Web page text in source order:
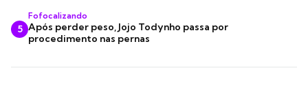
5
Fofocalizando
Após perder peso, Jojo Todynho passa por
procedimento nas pernas